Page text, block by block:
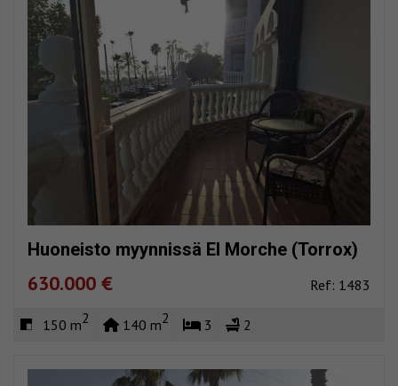
Huoneisto myynnissä El Morche (Torrox)
630.000 € Ref: 1483
150 m2 140 m2 3 2